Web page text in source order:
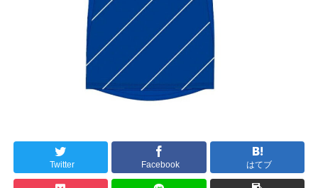
Twitter Facebook はてブ